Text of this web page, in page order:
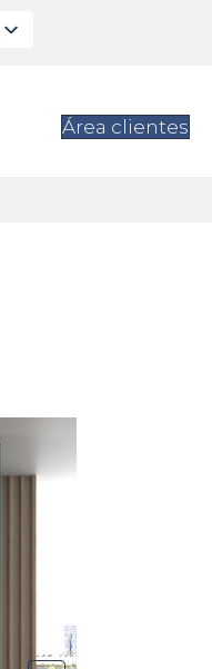
Área clientes